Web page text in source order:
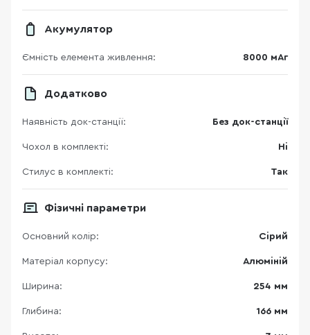
Акумулятор
Ємність елемента живлення: 8000 мАг
Додатково
Наявність док-станції: Без док-станції
Чохол в комплекті: Ні
Стилус в комплекті: Так
Фізичні параметри
Основний колір: Сірий
Матеріал корпусу: Алюміній
Ширина: 254 мм
Глибина: 166 мм